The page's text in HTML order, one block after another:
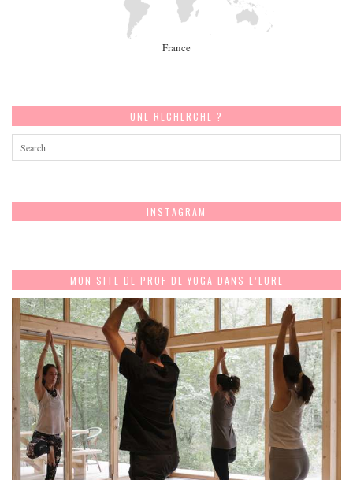
France
UNE RECHERCHE ?
INSTAGRAM
MON SITE DE PROF DE YOGA DANS L’EURE